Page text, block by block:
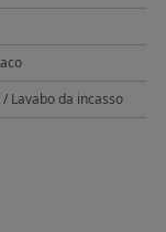
Lavabo da incasso